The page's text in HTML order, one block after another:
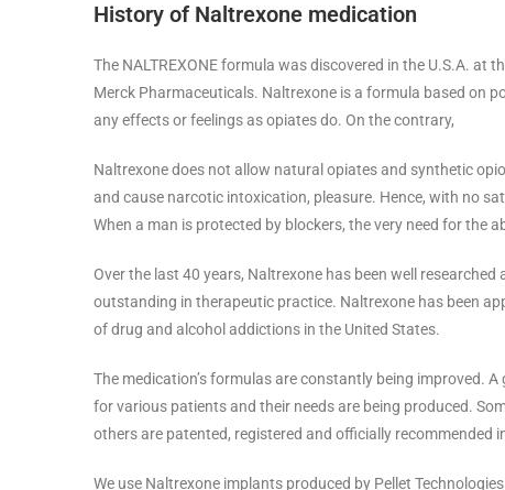
History of Naltrexone medication
The NALTREXONE formula was discovered in the U.S.A. at
Merck Pharmaceuticals. Naltrexone is a formula based on
any effects or feelings as opiates do. On the contrary,
Naltrexone does not allow natural opiates and synthetic
and cause narcotic intoxication, pleasure. Hence, with no
When a man is protected by blockers, the very need for the
Over the last 40 years, Naltrexone has been well researched
outstanding in therapeutic practice. Naltrexone has been
of drug and alcohol addictions in the United States.
The medication’s formulas are constantly being improved.
for various patients and their needs are being produced.
others are patented, registered and officially recommended
We use Naltrexone implants produced by Pellet